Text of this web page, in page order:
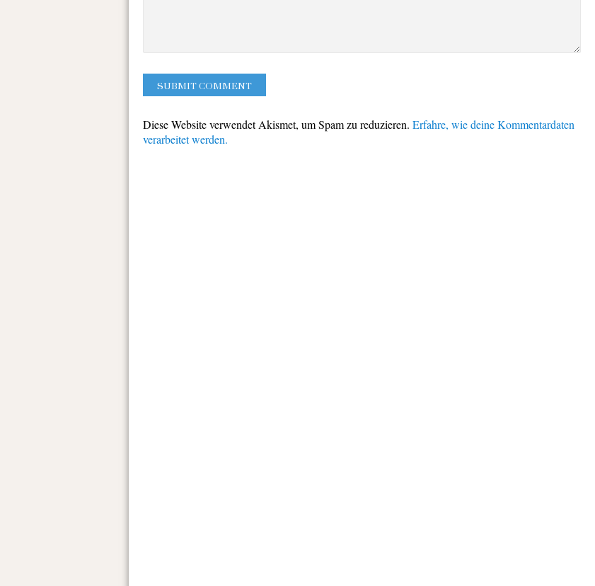
Diese Website verwendet Akismet, um Spam zu reduzieren. Erfahre, wie deine Kommentardaten
verarbeitet werden.